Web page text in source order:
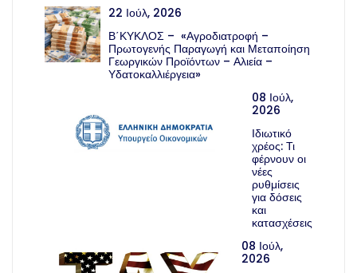
22 Ιούλ, 2026
Β΄ΚΥΚΛΟΣ – «Αγροδιατροφή –
Πρωτογενής Παραγωγή και Μεταποίηση
Γεωργικών Προϊόντων – Αλιεία –
Υδατοκαλλιέργεια»
08 Ιούλ,
2026
Ιδιωτικό
χρέος: Τι
φέρνουν οι
νέες
ρυθμίσεις
για δόσεις
και
κατασχέσεις
08 Ιούλ,
2026